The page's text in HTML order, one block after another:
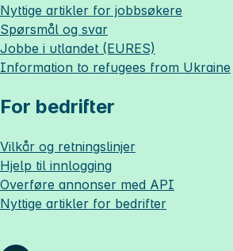
Nyttige artikler for jobbsøkere
Spørsmål og svar
Jobbe i utlandet (EURES)
Information to refugees from Ukraine
For bedrifter
Vilkår og retningslinjer
Hjelp til innlogging
Overføre annonser med API
Nyttige artikler for bedrifter